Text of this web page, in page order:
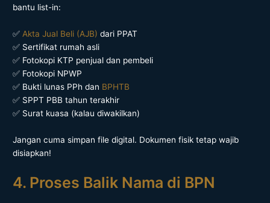
bantu list-in:
✅ Akta Jual Beli (AJB) dari PPAT
✅ Sertifikat rumah asli
✅ Fotokopi KTP penjual dan pembeli
✅ Fotokopi NPWP
✅ Bukti lunas PPh dan BPHTB
✅ SPPT PBB tahun terakhir
✅ Surat kuasa (kalau diwakilkan)
Jangan cuma simpan file digital. Dokumen fisik tetap wajib
disiapkan!
4. Proses Balik Nama di BPN